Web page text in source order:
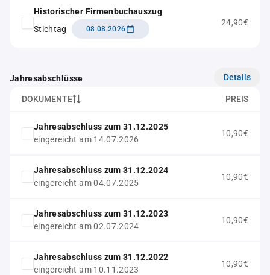
Historischer Firmenbuchauszug
Stichtag
08.08.2026
24,90€
Jahresabschlüsse Details
DOKUMENTE PREIS
Jahresabschluss zum 31.12.2025
eingereicht am 14.07.2026
10,90€
Jahresabschluss zum 31.12.2024
eingereicht am 04.07.2025
10,90€
Jahresabschluss zum 31.12.2023
eingereicht am 02.07.2024
10,90€
Jahresabschluss zum 31.12.2022
eingereicht am 10.11.2023
10,90€